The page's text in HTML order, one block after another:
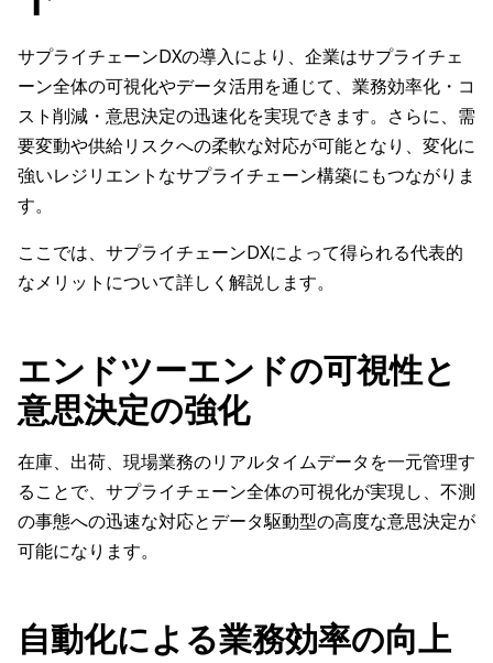
サプライチェーンDXの導入により、企業はサプライチェ
ーン全体の可視化やデータ活用を通じて、業務効率化・コ
スト削減・意思決定の迅速化を実現できます。さらに、需
要変動や供給リスクへの柔軟な対応が可能となり、変化に
強いレジリエントなサプライチェーン構築にもつながりま
す。
ここでは、サプライチェーンDXによって得られる代表的
なメリットについて詳しく解説します。
エンドツーエンドの可視性と
意思決定の強化
在庫、出荷、現場業務のリアルタイムデータを一元管理す
ることで、サプライチェーン全体の可視化が実現し、不測
の事態への迅速な対応とデータ駆動型の高度な意思決定が
可能になります。
自動化による業務効率の向上